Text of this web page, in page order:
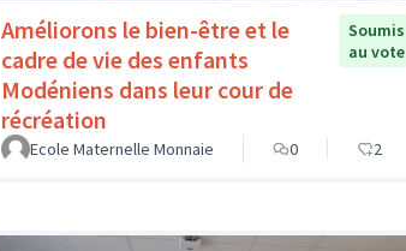
Améliorons le bien-être et le
cadre de vie des enfants
Modéniens dans leur cour de
récréation
Soumis
au vote
Ecole Maternelle Monnaie 0 2